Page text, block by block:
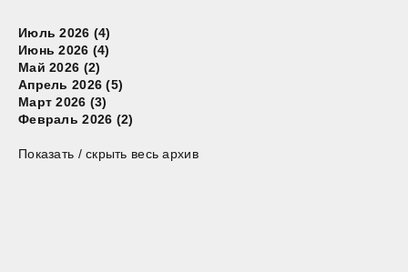
Июль 2026 (4)
Июнь 2026 (4)
Май 2026 (2)
Апрель 2026 (5)
Март 2026 (3)
Февраль 2026 (2)
Показать / скрыть весь архив